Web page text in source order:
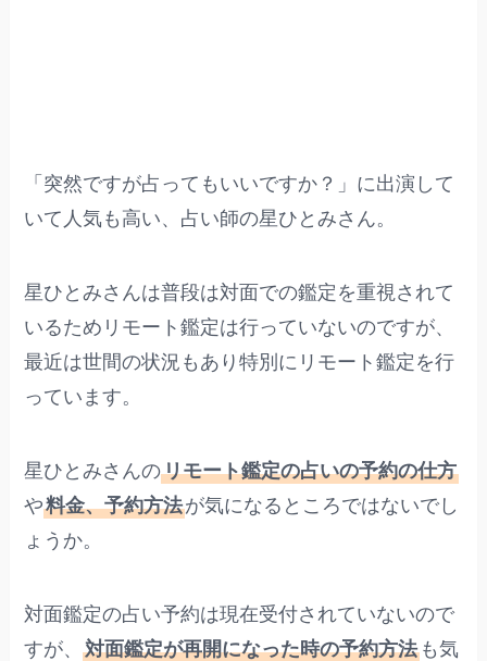
「突然ですが占ってもいいですか？」に出演して
いて人気も高い、占い師の星ひとみさん。
星ひとみさんは普段は対面での鑑定を重視されて
いるためリモート鑑定は行っていないのですが、
最近は世間の状況もあり特別にリモート鑑定を行
っています。
星ひとみさんのリモート鑑定の占いの予約の仕方
や料金、予約方法が気になるところではないでし
ょうか。
対面鑑定の占い予約は現在受付されていないので
すが、対面鑑定が再開になった時の予約方法 も気